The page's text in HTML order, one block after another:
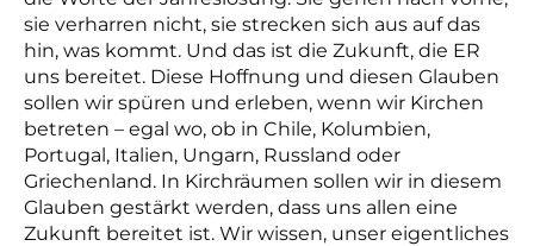
sie verharren nicht, sie strecken sich aus auf das
hin, was kommt. Und das ist die Zukunft, die ER
uns bereitet. Diese Hoffnung und diesen Glauben
sollen wir spüren und erleben, wenn wir Kirchen
betreten – egal wo, ob in Chile, Kolumbien,
Portugal, Italien, Ungarn, Russland oder
Griechenland. In Kirchräumen sollen wir in diesem
Glauben gestärkt werden, dass uns allen eine
Zukunft bereitet ist. Wir wissen, unser eigentliches